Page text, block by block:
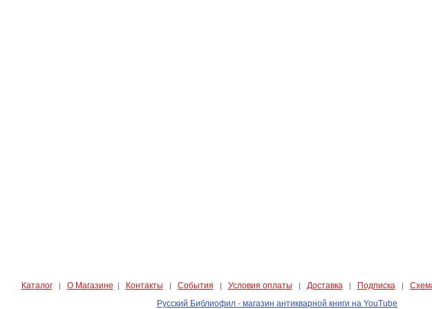
Каталог| О Магазине | Контакты | События | Условия оплаты | Доставка | Подписка |
Русский Библиофил - магазин антикварной книги на YouTube